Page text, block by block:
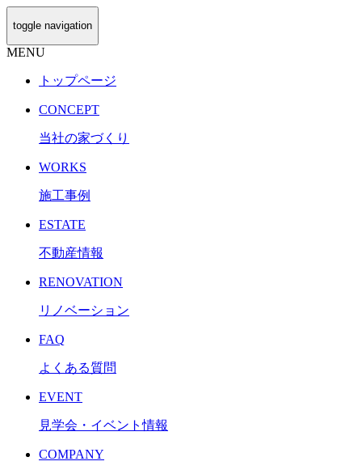
toggle navigation
MENU
トップページ
CONCEPT
当社の家づくり
WORKS
施工事例
ESTATE
不動産情報
RENOVATION
リノベーション
FAQ
よくある質問
EVENT
見学会・イベント情報
COMPANY